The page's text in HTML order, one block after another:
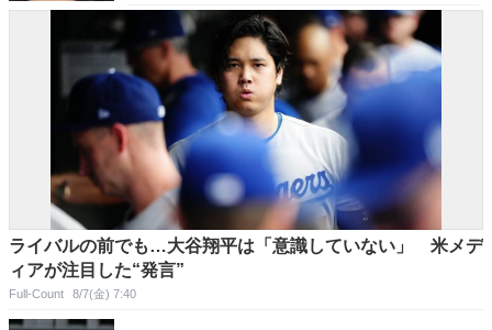
ライバルの前でも…大谷翔平は「意識していない」 米メデ
ィアが注目した“発言”
Full-Count 8/7(金) 7:40